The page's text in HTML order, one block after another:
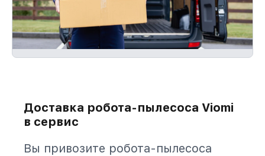
Доставка робота-пылесоса Viomi
в сервис
Вы привозите робота-пылесоса